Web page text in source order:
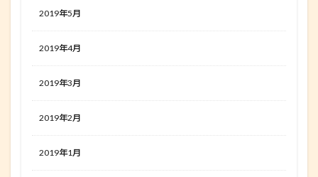
2019年5月
2019年4月
2019年3月
2019年2月
2019年1月